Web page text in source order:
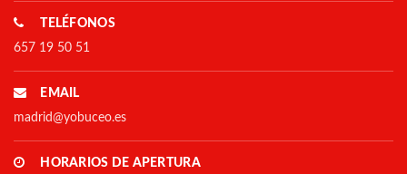
TELÉFONOS
657 19 50 51
EMAIL
madrid@yobuceo.es
HORARIOS DE APERTURA